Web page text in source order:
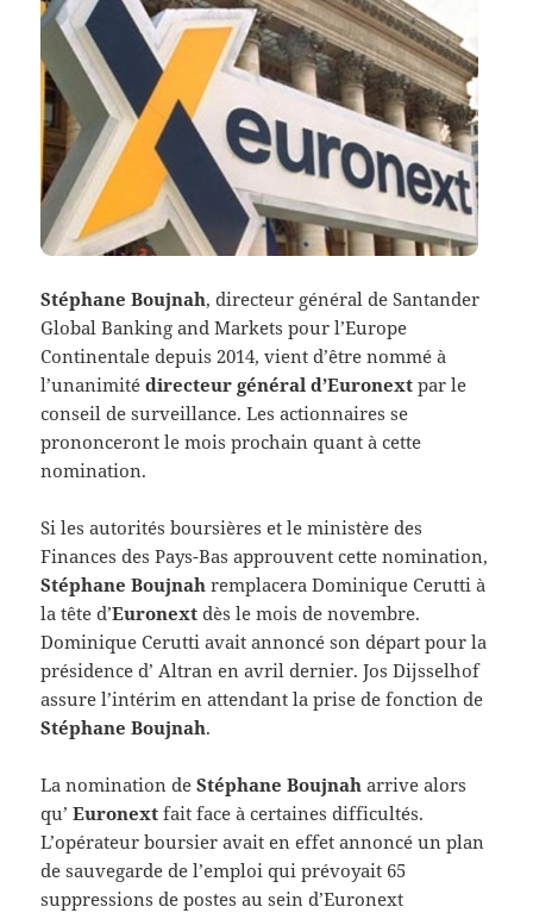
Stéphane Boujnah, directeur général de Santander
Global Banking and Markets pour l’Europe
Continentale depuis 2014, vient d’être nommé à
l’unanimitédirecteur général d’Euronext par le
conseil de surveillance. Les actionnaires se
prononceront le mois prochain quant à cette
nomination.
Si les autorités boursières et le ministère des
Finances des Pays-Bas approuvent cette nomination,
Stéphane Boujnah remplacera Dominique Cerutti à
la tête d’Euronext dès le mois de novembre.
Dominique Cerutti avait annoncé son départ pour la
présidence d’ Altran en avril dernier. Jos Dijsselhof
assure l’intérim en attendant la prise de fonction de
Stéphane Boujnah.
La nomination deStéphane Boujnah arrive alors
qu’Euronext fait face à certaines difficultés.
L’opérateur boursier avait en effet annoncé un plan
de sauvegarde de l’emploi qui prévoyait 65
suppressions de postes au sein d’Euronext